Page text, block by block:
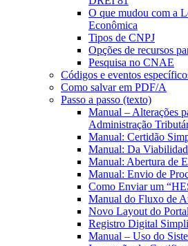
O que mudou com a
Econômica
Tipos de CNPJ
Opções de recursos
Pesquisa no CNAE
Códigos e eventos
Como salvar em PDF/A
Passo a passo (texto)
Manual – Alterações
Administração
Manual: Certidão
Manual: Da
Manual: Abertura de
Manual: Envio de
Como Enviar um
Manual do Fluxo de
Novo Layout do
Registro Digital
Manual – Uso do